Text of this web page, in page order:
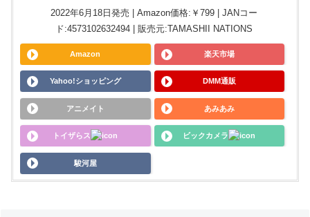
2022年6月18日発売 | Amazon価格:￥799 | JANコー
ド:4573102632494 | 販売元:TAMASHII NATIONS
Amazon 楽天市場
Yahoo!ショッピング DMM通販
アニメイト あみあみ
トイザらス ビックカメラ
駿河屋